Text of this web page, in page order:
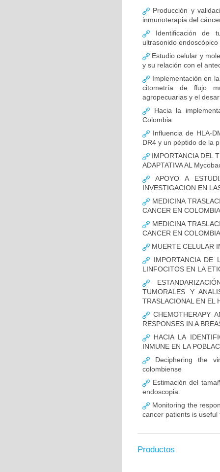
Producción y
inmunoterapia del
Identificación de
ultrasonido endoscópico
Estudio celular y
y su relación con el
Implementación en
citometría de flujo
agropecuarias y el
Hacia la
Colombia
Influencia de HLA-
DR4 y un péptido de la
IMPORTANCIA DEL
ADAPTATIVA AL
APOYO A
INVESTIGACION EN
MEDICINA
CANCER EN COLOMBIA
MEDICINA
CANCER EN COLOMBIA
MUERTE CELULAR
IMPORTANCIA DE
LINFOCITOS EN LA
TUMORALES Y
TRASLACIONAL EN EL
CHEMOTHERAPY
RESPONSES IN A
HACIA LA
INMUNE EN LA
Deciphering the
colombiense
Estimación del
endoscopia.
Monitoring the
cancer patients is
Productos